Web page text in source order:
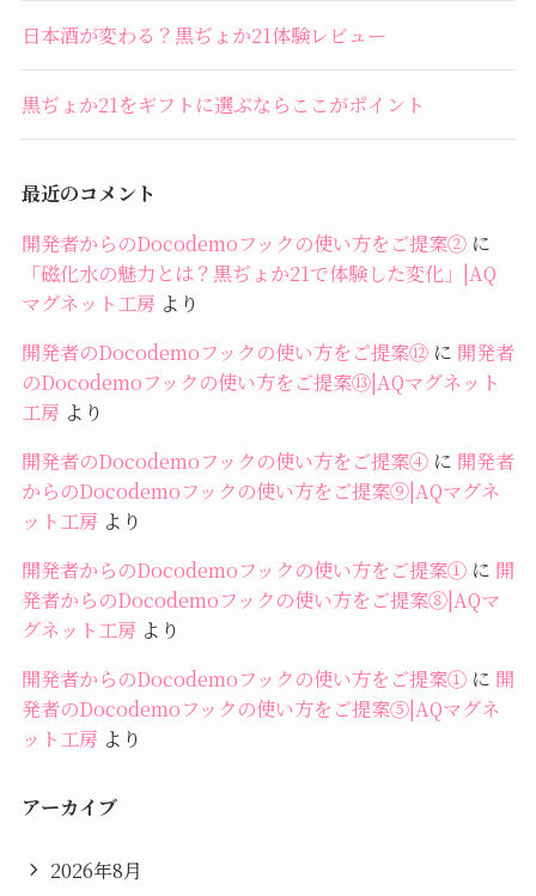
日本酒が変わる？黒ぢょか21体験レビュー
黒ぢょか21をギフトに選ぶならここがポイント
最近のコメント
開発者からのDocodemoフックの使い方をご提案②に
「磁化水の魅力とは？黒ぢょか21で体験した変化」|AQ
マグネット工房 より
開発者のDocodemoフックの使い方をご提案⑫に 開発者
のDocodemoフックの使い方をご提案⑬|AQマグネット
工房 より
開発者のDocodemoフックの使い方をご提案④に 開発者
からのDocodemoフックの使い方をご提案⑨|AQマグネ
ット工房 より
開発者からのDocodemoフックの使い方をご提案①に 開
発者からのDocodemoフックの使い方をご提案⑧|AQマ
グネット工房 より
開発者からのDocodemoフックの使い方をご提案①に 開
発者のDocodemoフックの使い方をご提案⑤|AQマグネ
ット工房 より
アーカイブ
2026年8月